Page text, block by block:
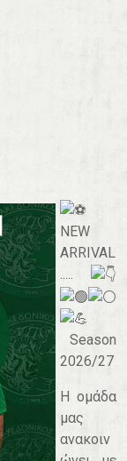
NEW
ARRIVAL
.....
Season
2026/27
Η ομάδα
μας
ανακοιν